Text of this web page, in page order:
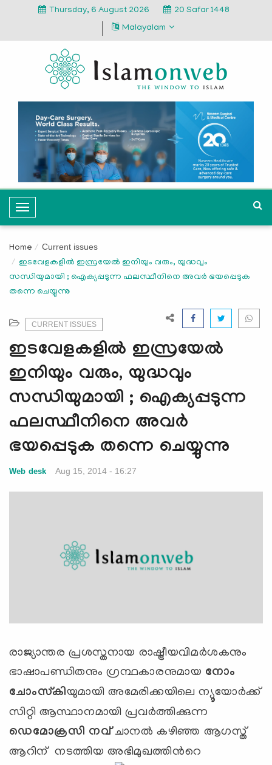
Thursday, 6 August 2026
20 Safar 1448
Malayalam
T
o
g
l
e
N
i
g
a
t
i
o
n
Home Current issues
ഇടവേളകളില്‍ ഇസ്രയേല്‍ ഇനിയും വരും, യുദ്ധവും
സന്ധിയുമായി ; ഐക്യപ്പടുന്ന ഫലസ്ഥീനിനെ അവര്‍ ഭയപ്പെടുക
തന്നെ ചെയ്യുന്നു
CURRENT ISSUES
ഇടവേളകളില്‍ ഇസ്രയേല്‍
ഇനിയും വരും, യുദ്ധവും
സന്ധിയുമായി ; ഐക്യപ്പടുന്ന
ഫലസ്ഥീനിനെ അവര്‍
ഭയപ്പെടുക തന്നെ ചെയ്യുന്നു
Web desk Aug 15, 2014 - 16:27
രാജ്യാന്തര പ്രശസ്തനായ രാഷ്ട്രീയവിമര്‍ശകനും
ഭാഷാപണ്ഡിതനും ഗ്രന്ഥകാരനുമായ നോം
ചോംസ്കിയുമായി അമേരിക്കയിലെ ന്യൂയോര്‍ക്ക്
സിറ്റി ആസ്ഥാനമായി പ്രവര്‍ത്തിക്കുന്ന
ഡെമോക്രസി നവ്ചാനല്‍ കഴിഞ്ഞ ആഗസ്ത്
ആറിന് നടത്തിയ അഭിമുഖത്തിന്‍റെ